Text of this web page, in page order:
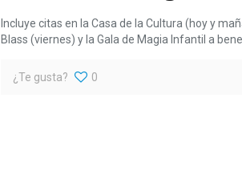
Incluye citas en la Casa de la Cultura (hoy y
Blass (viernes) y la Gala de Magia Infantil a
¿Te gusta? 0